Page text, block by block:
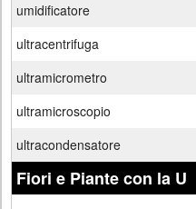
umidificatore
ultracentrifuga
ultramicrometro
ultramicroscopio
ultracondensatore
Fiori e Piante con la U